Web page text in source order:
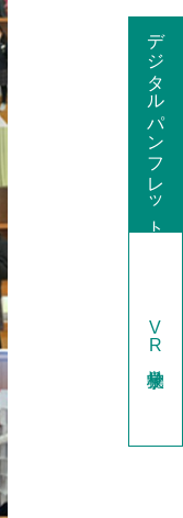
デジタルパンフレット
V
R